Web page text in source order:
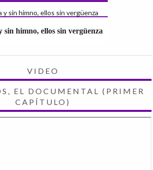
sin himno, ellos sin vergüenza
VIDEO
EL DOCUMENTAL (PRIMER
CAPÍTULO)